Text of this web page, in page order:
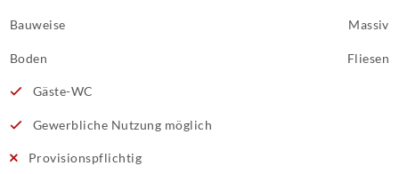
Bauweise Massiv
Boden Fliesen
Gäste-WC
Gewerbliche Nutzung möglich
Provisionspflichtig